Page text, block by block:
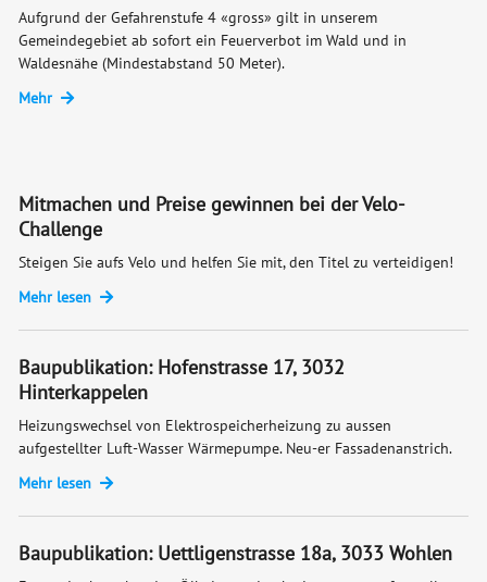
Aufgrund der Gefahrenstufe 4 «gross» gilt in unserem
Gemeindegebiet ab sofort ein Feuerverbot im Wald und in
Waldesnähe (Mindestabstand 50 Meter).
Mehr
Mitmachen und Preise gewinnen bei der Velo-
Challenge
Steigen Sie aufs Velo und helfen Sie mit, den Titel zu verteidigen!
Mehr lesen
Baupublikation: Hofenstrasse 17, 3032
Hinterkappelen
Heizungswechsel von Elektrospeicherheizung zu aussen
aufgestellter Luft-Wasser Wärmepumpe. Neu-er Fassadenanstrich.
Mehr lesen
Baupublikation: Uettligenstrasse 18a, 3033 Wohlen